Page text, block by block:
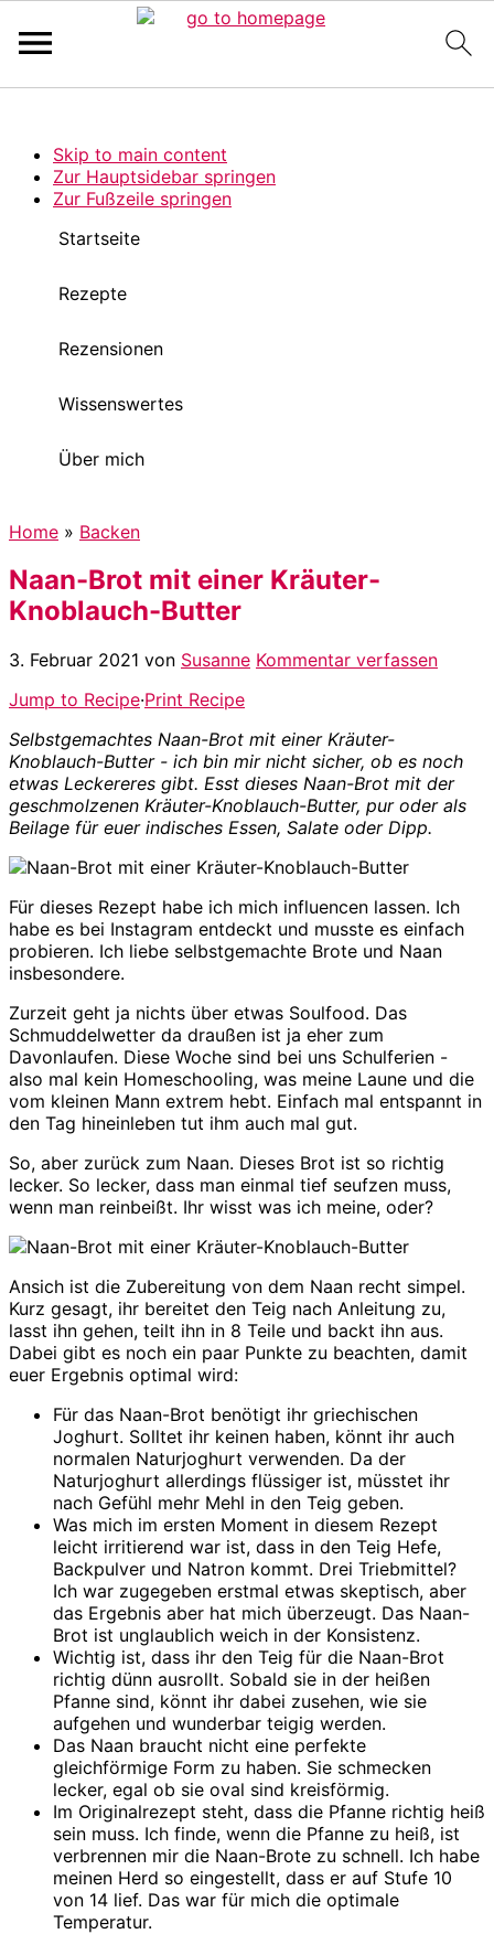
Pinterest Verfikation
Search
Skip to main content
Zur Hauptsidebar springen
Zur Fußzeile springen
Startseite
Rezepte
Rezensionen
Wissenswertes
Über mich
Home » Backen
Naan-Brot mit einer Kräuter-
Knoblauch-Butter
3. Februar 2021 von Susanne Kommentar verfassen
Jump to Recipe·Print Recipe
Selbstgemachtes Naan-Brot mit einer Kräuter-
Knoblauch-Butter - ich bin mir nicht sicher, ob es noch
etwas Leckereres gibt. Esst dieses Naan-Brot mit der
geschmolzenen Kräuter-Knoblauch-Butter, pur oder als
Beilage für euer indisches Essen, Salate oder Dipp.
Für dieses Rezept habe ich mich influencen lassen. Ich
habe es bei Instagram entdeckt und musste es einfach
probieren. Ich liebe selbstgemachte Brote und Naan
insbesondere.
Zurzeit geht ja nichts über etwas Soulfood. Das
Schmuddelwetter da draußen ist ja eher zum
Davonlaufen. Diese Woche sind bei uns Schulferien -
also mal kein Homeschooling, was meine Laune und die
vom kleinen Mann extrem hebt. Einfach mal entspannt in
den Tag hineinleben tut ihm auch mal gut.
So, aber zurück zum Naan. Dieses Brot ist so richtig
lecker. So lecker, dass man einmal tief seufzen muss,
wenn man reinbeißt. Ihr wisst was ich meine, oder?
Ansich ist die Zubereitung von dem Naan recht simpel.
Kurz gesagt, ihr bereitet den Teig nach Anleitung zu,
lasst ihn gehen, teilt ihn in 8 Teile und backt ihn aus.
Dabei gibt es noch ein paar Punkte zu beachten, damit
euer Ergebnis optimal wird:
Für das Naan-Brot benötigt ihr griechischen
Joghurt. Solltet ihr keinen haben, könnt ihr auch
normalen Naturjoghurt verwenden. Da der
Naturjoghurt allerdings flüssiger ist, müsstet ihr
nach Gefühl mehr Mehl in den Teig geben.
Was mich im ersten Moment in diesem Rezept
leicht irritierend war ist, dass in den Teig Hefe,
Backpulver und Natron kommt. Drei Triebmittel?
Ich war zugegeben erstmal etwas skeptisch, aber
das Ergebnis aber hat mich überzeugt. Das Naan-
Brot ist unglaublich weich in der Konsistenz.
Wichtig ist, dass ihr den Teig für die Naan-Brot
richtig dünn ausrollt. Sobald sie in der heißen
Pfanne sind, könnt ihr dabei zusehen, wie sie
aufgehen und wunderbar teigig werden.
Das Naan braucht nicht eine perfekte
gleichförmige Form zu haben. Sie schmecken
lecker, egal ob sie oval sind kreisförmig.
Im Originalrezept steht, dass die Pfanne richtig heiß
sein muss. Ich finde, wenn die Pfanne zu heiß, ist
verbrennen mir die Naan-Brote zu schnell. Ich habe
meinen Herd so eingestellt, dass er auf Stufe 10
von 14 lief. Das war für mich die optimale
Temperatur.